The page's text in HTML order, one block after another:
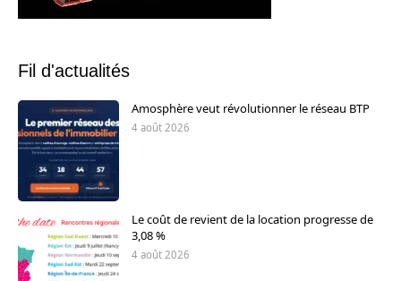
Fil d'actualités
Amosphère veut révolutionner le réseau BTP
4 août 2026
Le coût de revient de la location progresse de
3,08 %
4 août 2026